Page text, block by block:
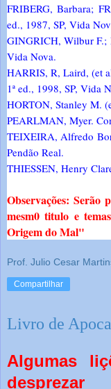
FRIBERG, Barbara;
ed., 1987, SP, Vida
GINGRICH, Wilbur F.;
Vida Nova.
HARRIS, R, Laird, (et
1ª ed., 1998, SP, Vida
HORTON, Stanley M.
PEARLMAN, Myer.
TEIXEIRA, Alfredo
Pendão Real.
THIESSEN, Henry
Observações: Serão
mesm0 titulo e
Origem do Mal"
Prof. Julio Cesar
Compartilhar
Livro de
Algumas
desprezar